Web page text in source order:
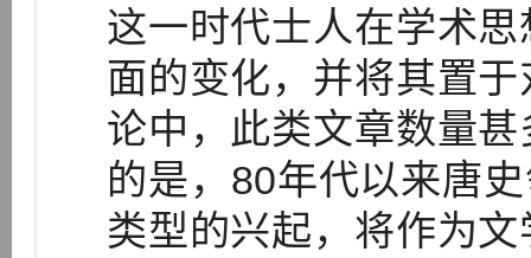
这一时代士人在学术
面的变化，并将其置
论中，此类文章数量
的是，80年代以来唐
类型的兴起，将作为